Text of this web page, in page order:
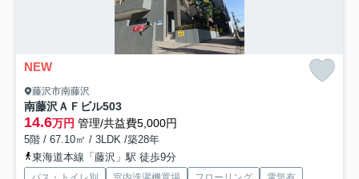
NEW
藤沢市南藤沢
南藤沢ＡＦビル503
14.6万円 管理/共益費5,000円
5階 / 67.10㎡ / 3LDK /築28年
東海道本線「藤沢」駅 徒歩9分